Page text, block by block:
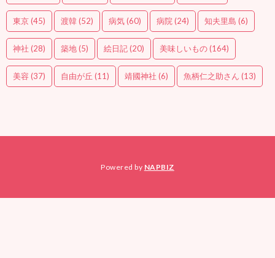
東京(45) 渡韓(52) 病気(60) 病院 (24) 知夫里島 (6)
神社 (28) 築地(5) 絵日記(20) 美味しいもの(164)
美容 (37) 自由が丘 (11) 靖國神社 (6) 魚柄仁之助さん (13)
Powered by NAPBIZ